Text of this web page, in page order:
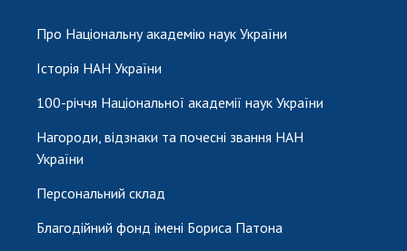
Про Національну академію наук України
Історія НАН України
100-річчя Національної академії наук України
Нагороди, відзнаки та почесні звання НАН
України
Персональний склад
Благодійний фонд імені Бориса Патона